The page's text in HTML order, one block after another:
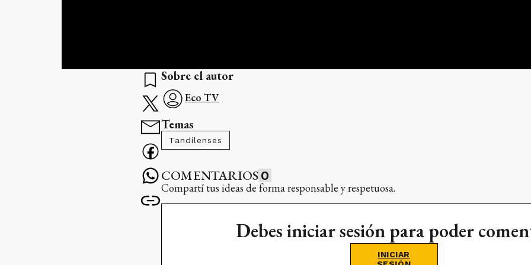
Sobre el autor
Eco TV
Temas
Tandilenses
COMENTARIOS 0
Compartí tus ideas de forma responsable y respetuosa.
Debes iniciar sesión para poder
INICIAR